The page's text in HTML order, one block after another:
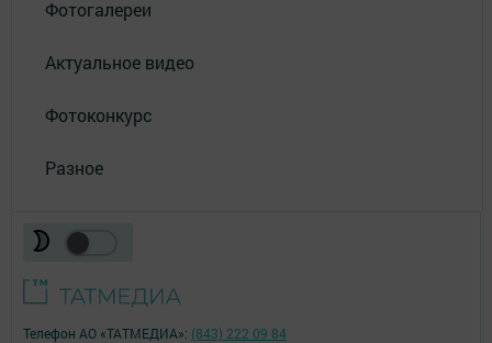
Фотогалереи
Актуальное видео
Фотоконкурс
Разное
Телефон АО «ТАТМЕДИА»: (843) 222 09 84